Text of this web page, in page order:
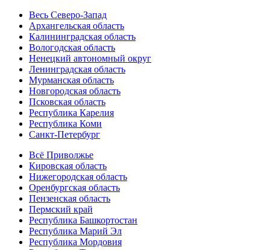
Весь Северо-Запад
Архангельская область
Калининградская область
Вологодская область
Ненецкий автономный округ
Ленинградская область
Мурманская область
Новгородская область
Псковская область
Республика Карелия
Республика Коми
Санкт-Петербург
Всё Приволжье
Кировская область
Нижегородская область
Оренбургская область
Пензенская область
Пермский край
Республика Башкортостан
Республика Марий Эл
Республика Мордовия